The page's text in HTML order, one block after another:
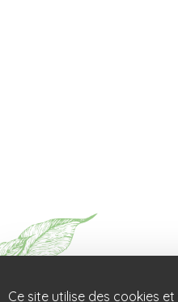
Ce site utilise des cookies